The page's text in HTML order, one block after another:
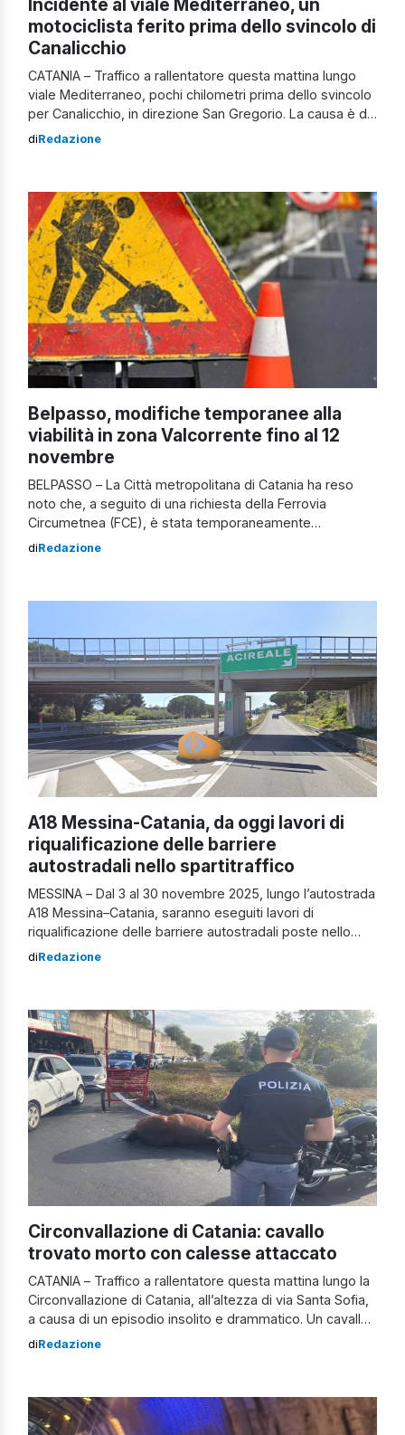
motociclista ferito prima dello svincolo di
Canalicchio
CATANIA – Traffico a rallentatore questa mattina lungo
viale Mediterraneo, pochi chilometri prima dello svincolo
per Canalicchio, in direzione San Gregorio. La causa è da
attribuire a un incidente stradale verificatosi intorno alle
diRedazione
Belpasso, modifiche temporanee alla
viabilità in zona Valcorrente fino al 12
novembre
BELPASSO – La Città metropolitana di Catania ha reso
noto che, a seguito di una richiesta della Ferrovia
Circumetnea (FCE), è stata temporaneamente
modificata la circolazione stradale lungo la Strada
passaggio a livello FCE, al di fuori del centro […]
diRedazione
A18 Messina-Catania, da oggi lavori di
riqualificazione delle barriere
autostradali nello spartitraffico
MESSINA – Dal 3 al 30 novembre 2025, lungo l’autostrada
A18 Messina–Catania, saranno eseguiti lavori di
riqualificazione delle barriere autostradali poste nello
spartitraffico centrale. Il cantiere interesserà il tratto
sorpasso in entrambe le direzioni di marcia, […]
diRedazione
Circonvallazione di Catania: cavallo
trovato morto con calesse attaccato
CATANIA – Traffico a rallentatore questa mattina lungo la
Circonvallazione di Catania, all’altezza di via Santa Sofia,
a causa di un episodio insolito e drammatico. Un cavallo
è stato ritrovato senza vita in mezzo alla carreggiata,
malore. Gli agenti della Squadra […]
diRedazione